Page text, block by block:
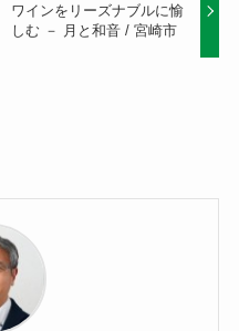
ワインをリーズナブルに愉
しむ － 月と和音 / 宮崎市